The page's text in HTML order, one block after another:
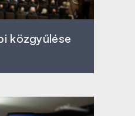
közgyűlése